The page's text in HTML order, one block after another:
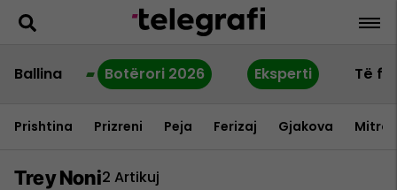
Ballina Botërori 2026 Eksperti Të
Prishtina Prizreni Peja Ferizaj Gjakova
Trey Noni2 Artikuj